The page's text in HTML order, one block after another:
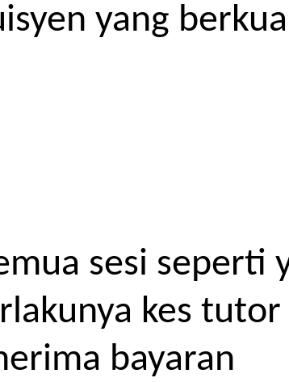
yang
sesi seperti
kes
bayaran